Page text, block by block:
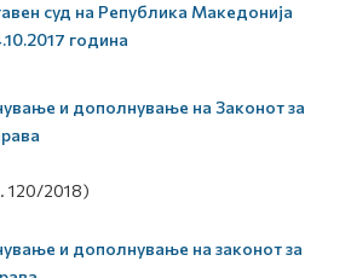
суд на Република Македонија
година
и дополнување на Законот за
120/2018)
и дополнување на законот за